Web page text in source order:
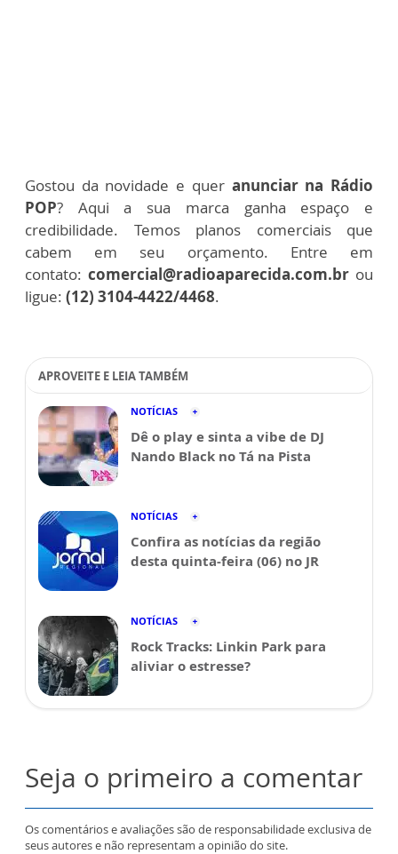
Gostou da novidade e queranunciar na Rádio
POP? Aqui a sua marca ganha espaço e
credibilidade. Temos planos comerciais que
cabem em seu orçamento. Entre em
contato: comercial@radioaparecida.com.br ou
ligue: (12) 3104-4422/4468.
APROVEITE E LEIA TAMBÉM
NOTÍCIAS
Dê o play e sinta a vibe de DJ
Nando Black no Tá na Pista
NOTÍCIAS
Confira as notícias da região
desta quinta-feira (06) no JR
NOTÍCIAS
Rock Tracks: Linkin Park para
aliviar o estresse?
Seja o primeiro a comentar
Os comentários e avaliações são de responsabilidade exclusiva de
seus autores e não representam a opinião do site.